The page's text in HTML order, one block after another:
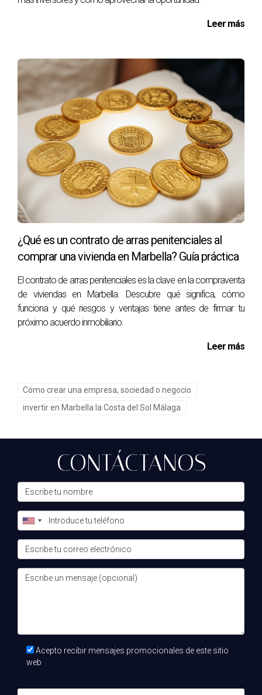
Leer más
¿Qué es un contrato de arras penitenciales al
comprar una vivienda en Marbella? Guía práctica
El contrato de arras penitenciales es la clave en la compraventa
de viviendas en Marbella. Descubre qué significa, cómo
funciona y qué riesgos y ventajas tiene antes de firmar tu
próximo acuerdo inmobiliario.
Leer más
Cómo crear una empresa, sociedad o negocio
invertir en Marbella la Costa del Sol Málaga
CONTÁCTANOS
Acepto recibir mensajes promocionales de este sitio
web